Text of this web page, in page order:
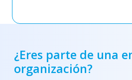
¿Eres parte de una
organización?